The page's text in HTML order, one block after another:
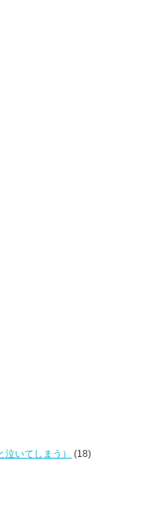
いてしまう） (18)